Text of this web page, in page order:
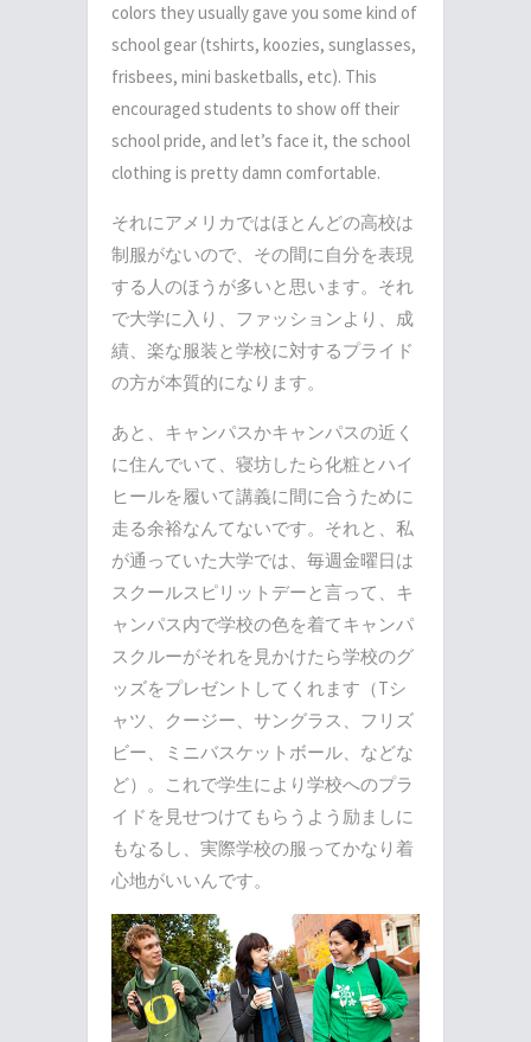
colors they usually gave you some kind of
school gear (tshirts, koozies, sunglasses,
frisbees, mini basketballs, etc). This
encouraged students to show off their
school pride, and let’s face it, the school
clothing is pretty damn comfortable.
それにアメリカではほとんどの高校は
制服がないので、その間に自分を表現
する人のほうが多いと思います。それ
で大学に入り、ファッションより、成
績、楽な服装と学校に対するプライド
の方が本質的になります。
あと、キャンパスかキャンパスの近く
に住んでいて、寝坊したら化粧とハイ
ヒールを履いて講義に間に合うために
走る余裕なんてないです。それと、私
が通っていた大学では、毎週金曜日は
スクールスピリットデーと言って、キ
ャンパス内で学校の色を着てキャンパ
スクルーがそれを見かけたら学校のグ
ッズをプレゼントしてくれます（Tシ
ャツ、クージー、サングラス、フリズ
ビー、ミニバスケットボール、などな
ど）。これで学生により学校へのプラ
イドを見せつけてもらうよう励ましに
もなるし、実際学校の服ってかなり着
心地がいいんです。